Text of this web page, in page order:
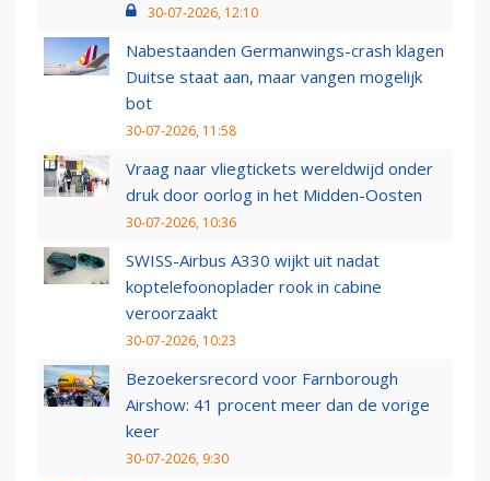
30-07-2026, 12:10
Nabestaanden Germanwings-crash klagen
Duitse staat aan, maar vangen mogelijk
bot
30-07-2026, 11:58
Vraag naar vliegtickets wereldwijd onder
druk door oorlog in het Midden-Oosten
30-07-2026, 10:36
SWISS-Airbus A330 wijkt uit nadat
koptelefoonoplader rook in cabine
veroorzaakt
30-07-2026, 10:23
Bezoekersrecord voor Farnborough
Airshow: 41 procent meer dan de vorige
keer
30-07-2026, 9:30